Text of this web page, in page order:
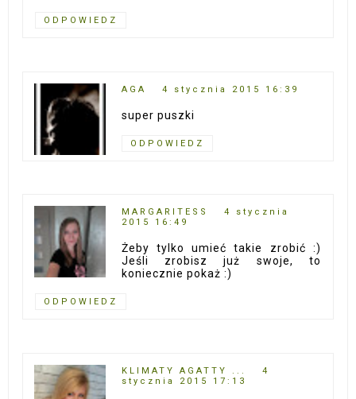
ODPOWIEDZ
AGA 4 stycznia 2015 16:39
super puszki
ODPOWIEDZ
MARGARITESS
4 stycznia
2015 16:49
Żeby tylko umieć takie zrobić :)
Jeśli zrobisz już swoje, to
koniecznie pokaż :)
ODPOWIEDZ
KLIMATY AGATTY ...
4
stycznia 2015 17:13